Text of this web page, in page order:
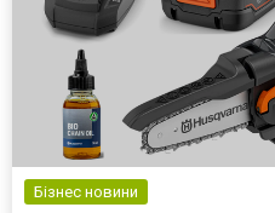
Бізнес новини